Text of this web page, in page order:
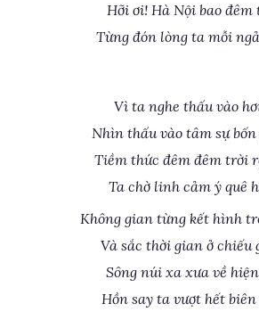
Hỡi ơi! Hà Nội bao đêm
Từng đón lòng ta mỗi
Vì ta nghe thấu vào
Nhìn thấu vào tâm sự
Tiềm thức đêm đêm trời
Ta chờ linh cảm ý quê
Không gian từng kết hình
Và sắc thời gian ở chiếu
Sông núi xa xưa về
Hồn say ta vượt hết biên